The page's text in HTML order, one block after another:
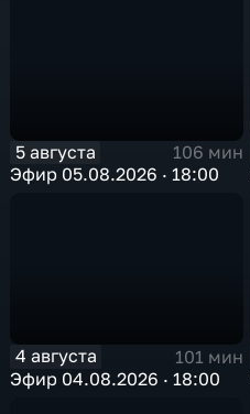
5 августа
106 мин
Эфир 05.08.2026 · 18:00
4 августа
101 мин
Эфир 04.08.2026 · 18:00